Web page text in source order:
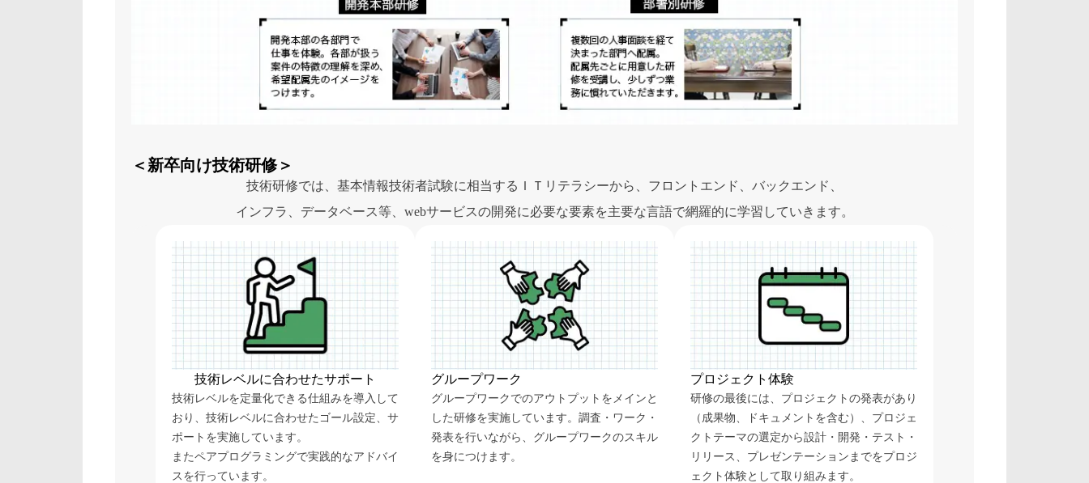
＜新卒向け技術研修＞
技術研修では、基本情報技術者試験に相当するＩＴリテラシーから、フロントエンド、バックエンド、
インフラ、データベース等、webサービスの開発に必要な要素を主要な言語で網羅的に学習していきます。
技術レベルに合わせたサポート
技術レベルを定量化できる仕組みを導入して
おり、技術レベルに合わせたゴール設定、サ
ポートを実施しています。
またペアプログラミングで実践的なアドバイ
スを行っています。
グループワーク
グループワークでのアウトプットをメインと
した研修を実施しています。調査・ワーク・
発表を行いながら、グループワークのスキル
を身につけます。
プロジェクト体験
研修の最後には、プロジェクトの発表があり
（成果物、ドキュメントを含む）、プロジェ
クトテーマの選定から設計・開発・テスト・
リリース、プレゼンテーションまでをプロジ
ェクト体験として取り組みます。